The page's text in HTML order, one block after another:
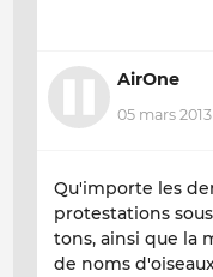
AirOne
05 mars 2013
Qu'importe les
protestations
tons, ainsi que la
de noms